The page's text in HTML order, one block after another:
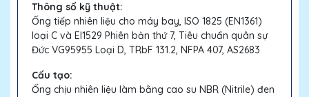
Thông số kỹ thuật:
Ống tiếp nhiên liệu cho máy bay, ISO 1825 (EN1361)
loại C và EI1529 Phiên bản thứ 7, Tiêu chuẩn quân sự
Đức VG95955 Loại D, TRbF 131.2, NFPA 407, AS2683
Cấu tạo:
Ống chịu nhiên liệu làm bằng cao su NBR (Nitrile) đen